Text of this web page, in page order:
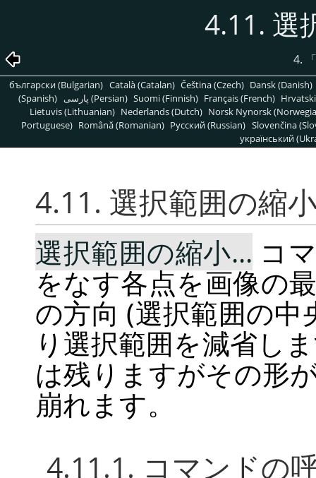
4.11. 選
4. 「
български (Bulgarian) Català (Catalan) Čeština (Czech) Dansk (Danish)
(Spanish)
پارسی (Persian) Suomi (Finnish) Français (French)
Lietuvis (Lithuanian) Nederlands (Dutch) Norsk Nynorsk
Portuguese) Română (Romanian) Pусский (Russian) Slovenčina
український
4.11. 選択範囲の縮
選択範囲の縮小... コ
をなす各点を画像の
の方向 (選択範囲の
り選択範囲を減省し
は残りますがその形
崩れます。
4.11.1. コマンドの